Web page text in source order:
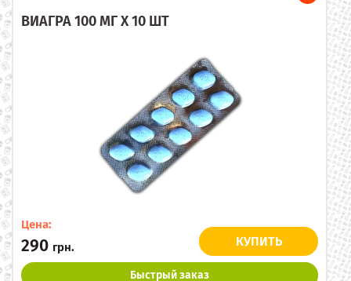
ВИАГРА 100 МГ X 10 ШТ
Цена:
290 грн. КУПИТЬ
Быстрый заказ